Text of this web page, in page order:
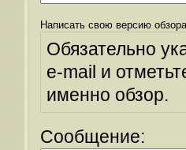
Написать свою версию
Обязательно
e-mail и
именно обзор.
Сообщение: